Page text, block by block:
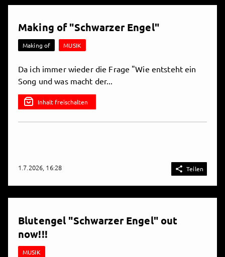
Making of "Schwarzer Engel"
Making of MUSIK
Da ich immer wieder die Frage "Wie entsteht ein
Song und was macht der...
Inhalt freischalten
1.7.2026, 16:28  Teilen
Blutengel "Schwarzer Engel" out
now!!!
MUSIK